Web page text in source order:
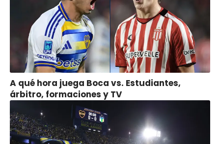
A qué hora juega Boca vs. Estudiantes,
árbitro, formaciones y TV